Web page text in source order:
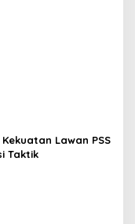
Lawan PSS
Taktik